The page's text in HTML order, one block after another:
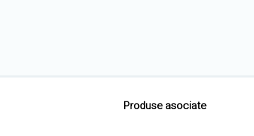
Produse asociate